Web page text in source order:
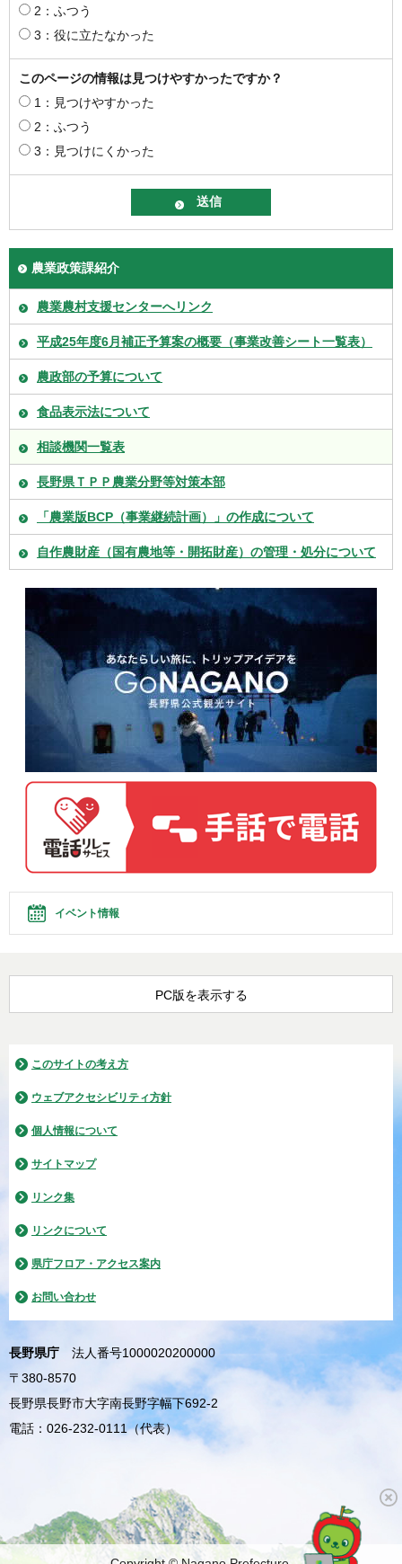
2：ふつう
3：役に立たなかった
このページの情報は見つけやすかったですか？
1：見つけやすかった
2：ふつう
3：見つけにくかった
農業政策課紹介
農業農村支援センターへリンク
平成25年度6月補正予算案の概要（事業改善シート一覧表）
農政部の予算について
食品表示法について
相談機関一覧表
長野県ＴＰＰ農業分野等対策本部
「農業版BCP（事業継続計画）」の作成について
自作農財産（国有農地等・開拓財産）の管理・処分について
イベント情報
PC版を表示する
このサイトの考え方
ウェブアクセシビリティ方針
個人情報について
サイトマップ
リンク集
リンクについて
県庁フロア・アクセス案内
お問い合わせ
長野県庁
法人番号1000020200000
〒380-8570
長野県長野市大字南長野字幅下692-2
電話：026-232-0111（代表）